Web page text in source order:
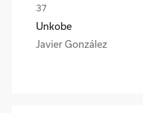
Unkobe
Javier González